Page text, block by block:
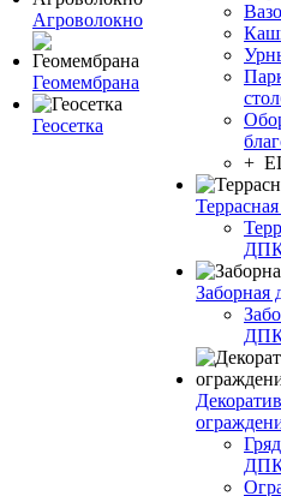
Агроволокно
Геомембрана
Геосетка
+
Заборная